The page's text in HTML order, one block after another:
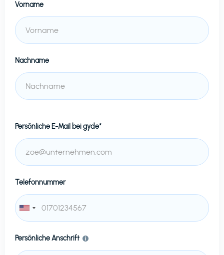
Vorname
Nachname
Persönliche E-Mail beigyde*
Telefonnummer
Persönliche Anschrift